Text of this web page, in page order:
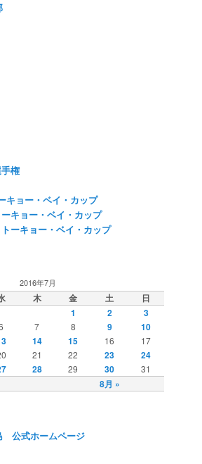
手権
キョー・ベイ・カップ
キョー・ベイ・カップ
ーキョー・ベイ・カップ
2016年7月
木 金 土 日
8月 »
1 2
3
7 8 9
10
14 15 16
17
21 22 23
24
28 29 30 31
公式ホームページ